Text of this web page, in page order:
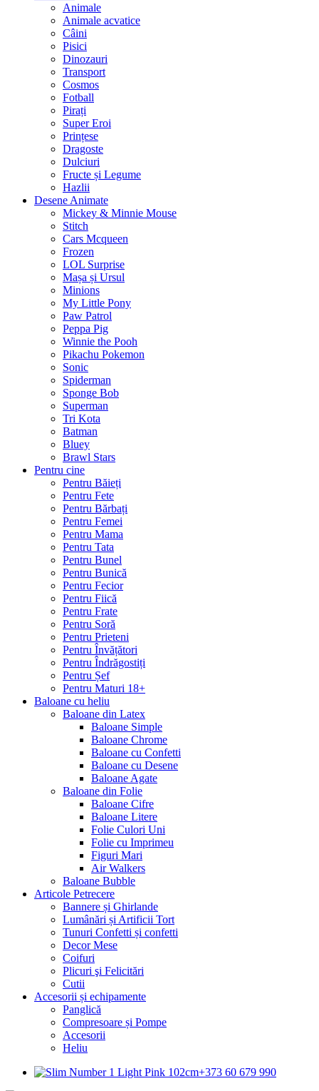
Animale
Animale acvatice
Câini
Pisici
Dinozauri
Transport
Cosmos
Fotball
Pirați
Super Eroi
Prințese
Dragoste
Dulciuri
Fructe și Legume
Hazlii
Desene Animate
Mickey & Minnie Mouse
Stitch
Cars Mcqueen
Frozen
LOL Surprise
Mașa și Ursul
Minions
My Little Pony
Paw Patrol
Peppa Pig
Winnie the Pooh
Pikachu Pokemon
Sonic
Spiderman
Sponge Bob
Superman
Tri Kota
Batman
Bluey
Brawl Stars
Pentru cine
Pentru Băieți
Pentru Fete
Pentru Bărbați
Pentru Femei
Pentru Mama
Pentru Tata
Pentru Bunel
Pentru Bunică
Pentru Fecior
Pentru Fiică
Pentru Frate
Pentru Soră
Pentru Prieteni
Pentru Învățători
Pentru Îndrăgostiți
Pentru Șef
Pentru Maturi 18+
Baloane cu heliu
Baloane din Latex
Baloane Simple
Baloane Chrome
Baloane cu Confetti
Baloane cu Desene
Baloane Agate
Baloane din Folie
Baloane Cifre
Baloane Litere
Folie Culori Uni
Folie cu Imprimeu
Figuri Mari
Air Walkers
Baloane Bubble
Articole Petrecere
Bannere și Ghirlande
Lumânări și Artificii Tort
Tunuri Confetti și confetti
Decor Mese
Coifuri
Plicuri şi Felicitări
Cutii
Accesorii și echipamente
Panglică
Compresoare și Pompe
Accesorii
Heliu
+373 60 679 990